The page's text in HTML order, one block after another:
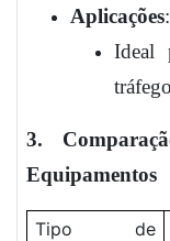
Aplicações:
Ideal
3.
Equipamentos
Tipo de